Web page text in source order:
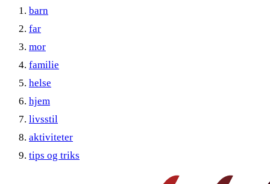
barn
far
mor
familie
helse
hjem
livsstil
aktiviteter
tips og triks